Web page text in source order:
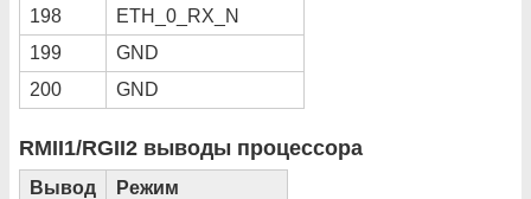
198
ETH_0_RX_N
199
GND
200
GND
RMII1/RGII2 выводы процессора
Вывод
Режим